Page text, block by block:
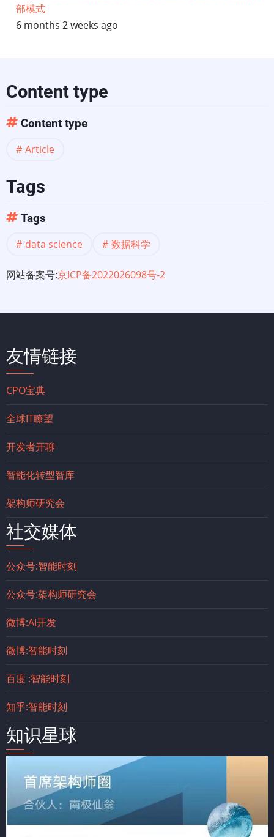
部模式
6 months 2 weeks ago
Content type
Content type
Article
Tags
Tags
data science 数据科学
网站备案号:京ICP备2022026098号-2
友情链接
CPO宝典
全球IT瞭望
开发者开聊
智能化转型智库
架构师研究会
社交媒体
公众号:智能时刻
公众号:架构师研究会
微博:AI开发
微博:智能时刻
百度 :智能时刻
知乎:智能时刻
知识星球